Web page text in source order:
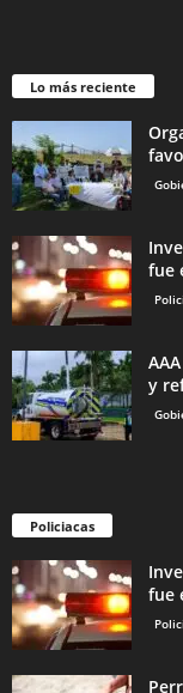
Lo más reciente
fue
y
Policiacas
fue